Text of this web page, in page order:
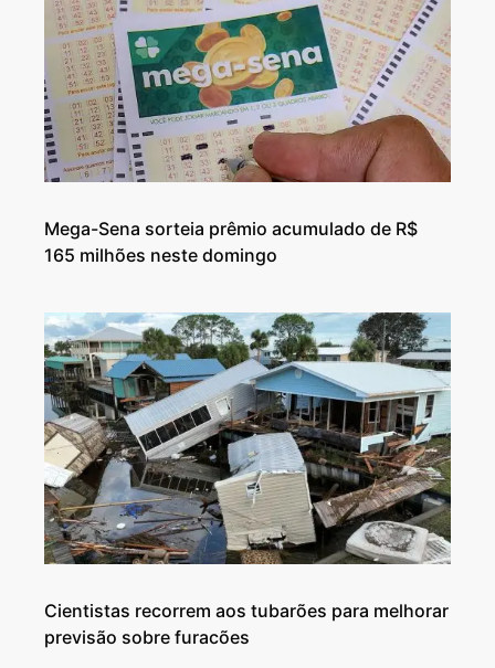
Mega-Sena sorteia prêmio acumulado de R$
165 milhões neste domingo
Cientistas recorrem aos tubarões para melhorar
previsão sobre furacões